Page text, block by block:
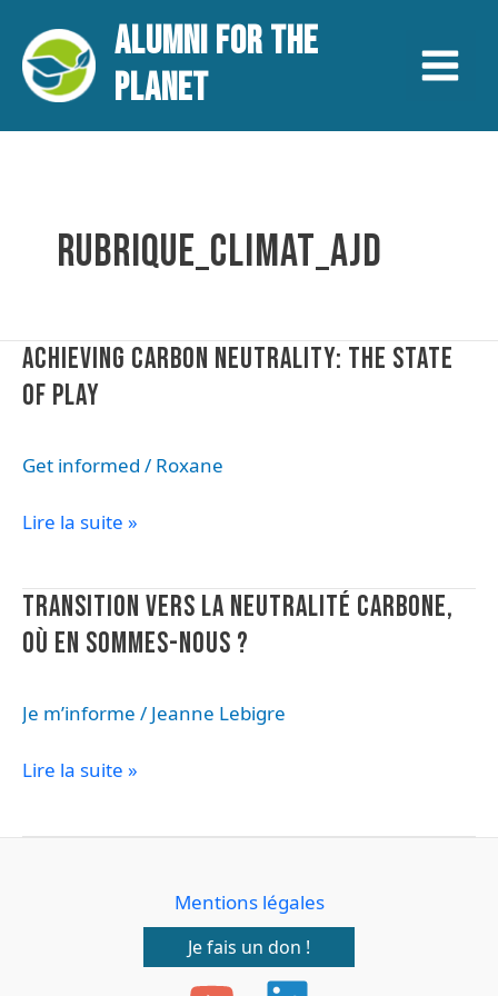
contenu
ALUMNI FOR THE
PLANET
Menu
RUBRIQUE_CLIMAT_AJD
ACHIEVING CARBON NEUTRALITY: THE STATE
OF PLAY
Get informed / Roxane
Achieving
carbon
neutrality:
state
play
Lire la suite »
TRANSITION VERS LA NEUTRALITÉ CARBONE,
OÙ EN SOMMES-NOUS ?
Je m’informe / Jeanne Lebigre
Transition
vers
la
carbone,
en
Lire la suite »
Mentions légales
Je fais un don !